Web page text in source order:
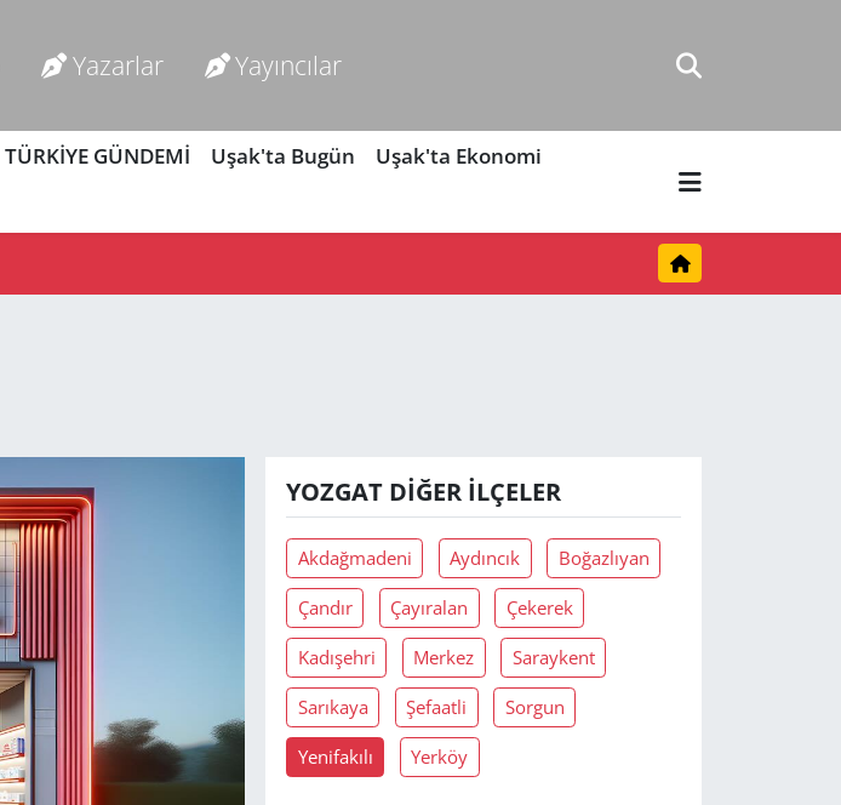
Yazarlar Yayıncılar
TÜRKİYE GÜNDEMİ Uşak'ta Bugün
Uşak'ta Ekonomi
YOZGAT DIĞER İLÇELER
Akdağmadeni Aydıncık Boğazlıyan
Çandır Çayıralan Çekerek
Kadışehri Merkez Saraykent
Sarıkaya Şefaatli Sorgun
Yenifakılı Yerköy